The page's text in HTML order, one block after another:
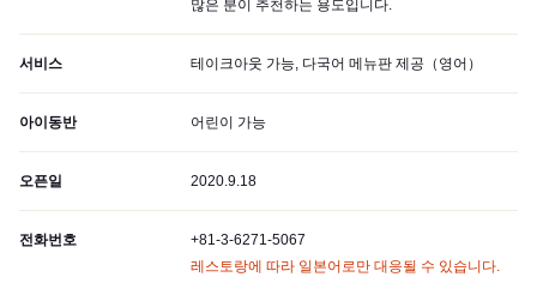
많은 분이 추천하는 용도입니다.
서비스 테이크아웃 가능, 다국어 메뉴판 제공（영어）
아이동반 어린이 가능
오픈일 2020.9.18
전화번호
+81-3-6271-5067
레스토랑에 따라 일본어로만 대응될 수 있습니다.